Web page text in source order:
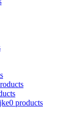
0 products